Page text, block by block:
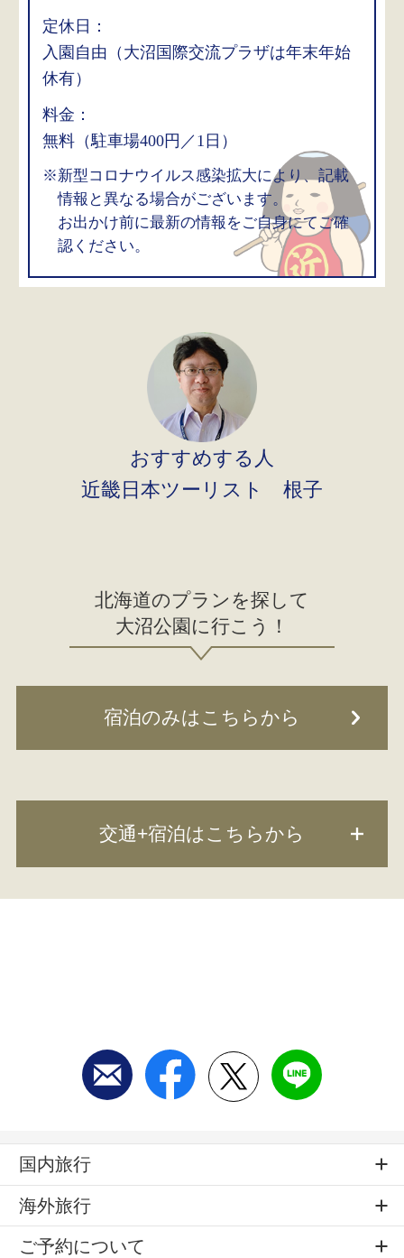
定休日：
入園自由（大沼国際交流プラザは年末年始
休有）
料金：
無料（駐車場400円／1日）
※新型コロナウイルス感染拡大により、記載
情報と異なる場合がございます。
お出かけ前に最新の情報をご自身にてご確
認ください。
おすすめする人
近畿日本ツーリスト 根子
北海道のプランを探して
大沼公園に行こう！
宿泊のみはこちらから
国内旅行
海外旅行
ご予約について